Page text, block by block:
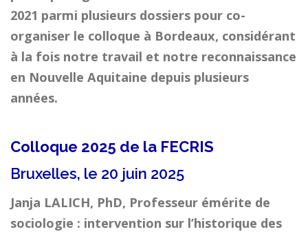
2021 parmi plusieurs dossiers pour co-
organiser le colloque à Bordeaux, considérant
à la fois notre travail et notre reconnaissance
en Nouvelle Aquitaine depuis plusieurs
années.
Colloque 2025 de la FECRIS
Bruxelles, le 20 juin 2025
Janja LALICH, PhD, Professeur émérite de
sociologie : intervention sur l’historique des